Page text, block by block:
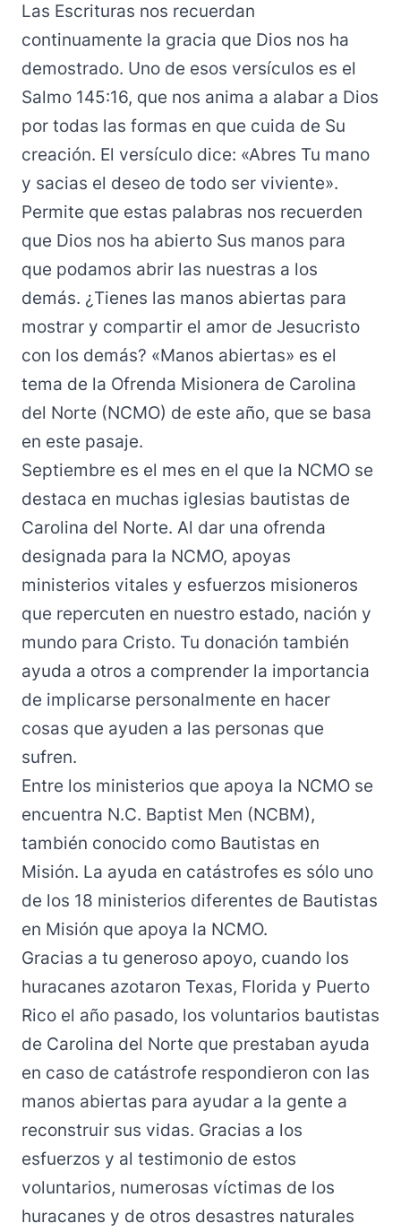
Las Escrituras nos recuerdan
continuamente la gracia que Dios nos ha
demostrado. Uno de esos versículos es el
Salmo 145:16, que nos anima a alabar a Dios
por todas las formas en que cuida de Su
creación. El versículo dice: «Abres Tu mano
y sacias el deseo de todo ser viviente».
Permite que estas palabras nos recuerden
que Dios nos ha abierto Sus manos para
que podamos abrir las nuestras a los
demás. ¿Tienes las manos abiertas para
mostrar y compartir el amor de Jesucristo
con los demás? «Manos abiertas» es el
tema de la Ofrenda Misionera de Carolina
del Norte (NCMO) de este año, que se basa
en este pasaje.
Septiembre es el mes en el que la NCMO se
destaca en muchas iglesias bautistas de
Carolina del Norte. Al dar una ofrenda
designada para la NCMO, apoyas
ministerios vitales y esfuerzos misioneros
que repercuten en nuestro estado, nación y
mundo para Cristo. Tu donación también
ayuda a otros a comprender la importancia
de implicarse personalmente en hacer
cosas que ayuden a las personas que
sufren.
Entre los ministerios que apoya la NCMO se
encuentra N.C. Baptist Men (NCBM),
también conocido como Bautistas en
Misión. La ayuda en catástrofes es sólo uno
de los 18 ministerios diferentes de Bautistas
en Misión que apoya la NCMO.
Gracias a tu generoso apoyo, cuando los
huracanes azotaron Texas, Florida y Puerto
Rico el año pasado, los voluntarios bautistas
de Carolina del Norte que prestaban ayuda
en caso de catástrofe respondieron con las
manos abiertas para ayudar a la gente a
reconstruir sus vidas. Gracias a los
esfuerzos y al testimonio de estos
voluntarios, numerosas víctimas de los
huracanes y de otros desastres naturales